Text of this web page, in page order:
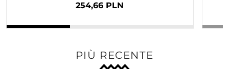
254,66 PLN
PIÙ RECENTE